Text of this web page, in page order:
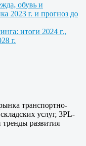
транспортно-
услуг, 3PL-
развития